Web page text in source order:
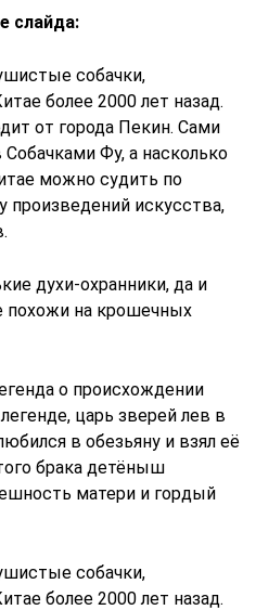
слайда:
собачки,
более 2000 лет назад.
от города Пекин. Сами
Фу, а насколько
можно судить по
произведений искусства,
духи-охранники, да и
на крошечных
о происхождении
царь зверей лев в
в обезьяну и взял её
брака детёныш
матери и гордый
собачки,
более 2000 лет назад.